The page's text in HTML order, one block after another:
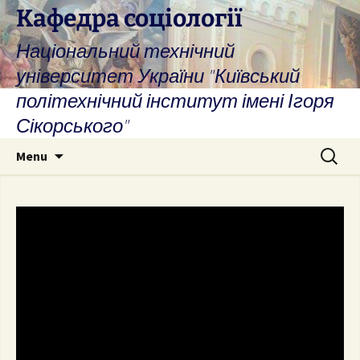
Skip
to
content
Кафедра соціології
Національний технічний
університет України "Київський
політехнічний інститут імені Ігоря
Сікорського"
Menu
Search
for: